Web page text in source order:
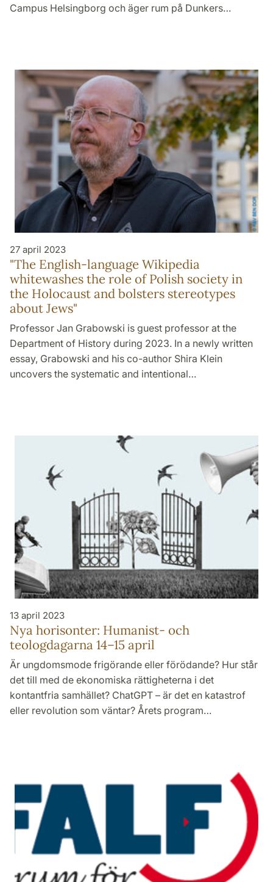
Campus Helsingborg och äger rum på Dunkers…
27 april 2023
"The English-language Wikipedia
whitewashes the role of Polish society in
the Holocaust and bolsters stereotypes
about Jews"
Professor Jan Grabowski is guest professor at the
Department of History during 2023. In a newly written
essay, Grabowski and his co-author Shira Klein
uncovers the systematic and intentional…
13 april 2023
Nya horisonter: Humanist- och
teologdagarna 14–15 april
Är ungdomsmode frigörande eller förödande? Hur står
det till med de ekonomiska rättigheterna i det
kontantfria samhället? ChatGPT – är det en katastrof
eller revolution som väntar? Årets program…